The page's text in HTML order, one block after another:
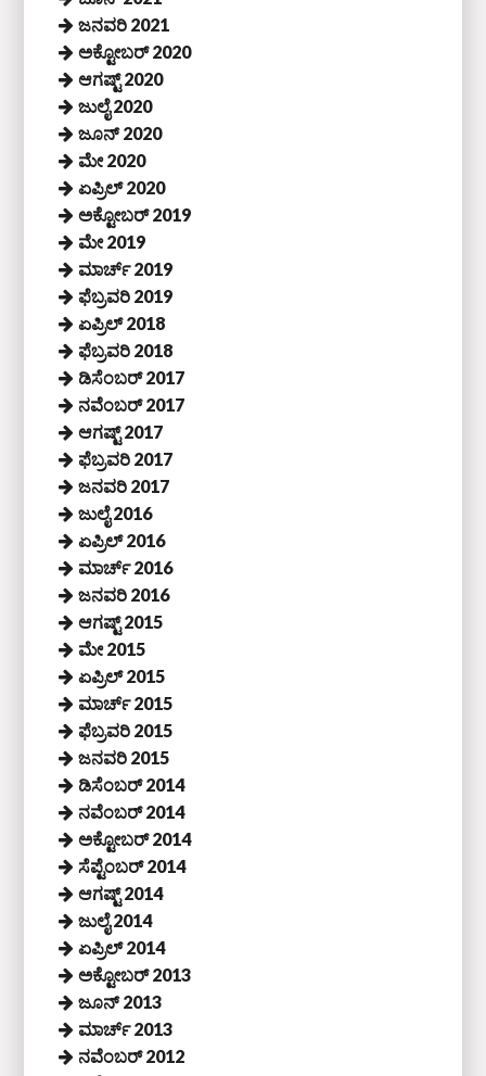
ಜನವರಿ 2021
ಅಕ್ಟೋಬರ್ 2020
ಆಗಷ್ಟ್ 2020
ಜುಲೈ 2020
ಜೂನ್ 2020
ಮೇ 2020
ಏಪ್ರಿಲ್ 2020
ಅಕ್ಟೋಬರ್ 2019
ಮೇ 2019
ಮಾರ್ಚ್ 2019
ಫೆಬ್ರವರಿ 2019
ಏಪ್ರಿಲ್ 2018
ಫೆಬ್ರವರಿ 2018
ಡಿಸೆಂಬರ್ 2017
ನವೆಂಬರ್ 2017
ಆಗಷ್ಟ್ 2017
ಫೆಬ್ರವರಿ 2017
ಜನವರಿ 2017
ಜುಲೈ 2016
ಏಪ್ರಿಲ್ 2016
ಮಾರ್ಚ್ 2016
ಜನವರಿ 2016
ಆಗಷ್ಟ್ 2015
ಮೇ 2015
ಏಪ್ರಿಲ್ 2015
ಮಾರ್ಚ್ 2015
ಫೆಬ್ರವರಿ 2015
ಜನವರಿ 2015
ಡಿಸೆಂಬರ್ 2014
ನವೆಂಬರ್ 2014
ಅಕ್ಟೋಬರ್ 2014
ಸೆಪ್ಟೆಂಬರ್ 2014
ಆಗಷ್ಟ್ 2014
ಜುಲೈ 2014
ಏಪ್ರಿಲ್ 2014
ಅಕ್ಟೋಬರ್ 2013
ಜೂನ್ 2013
ಮಾರ್ಚ್ 2013
ನವೆಂಬರ್ 2012